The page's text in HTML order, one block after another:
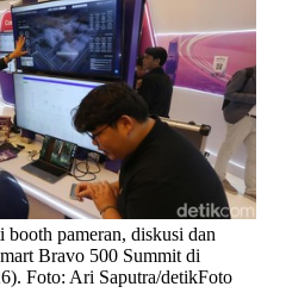
booth pameran, diskusi dan
Bravo 500 Summit di
Foto: Ari Saputra/detikFoto